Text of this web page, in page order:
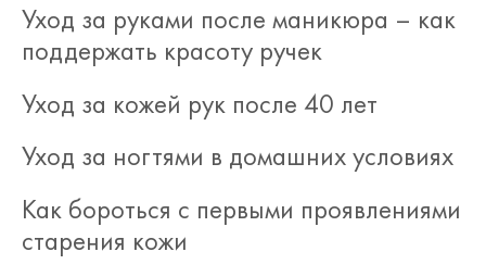
Уход за руками после маникюра – как
поддержать красоту ручек
Уход за кожей рук после 40 лет
Уход за ногтями в домашних условиях
Как бороться с первыми проявлениями
старения кожи